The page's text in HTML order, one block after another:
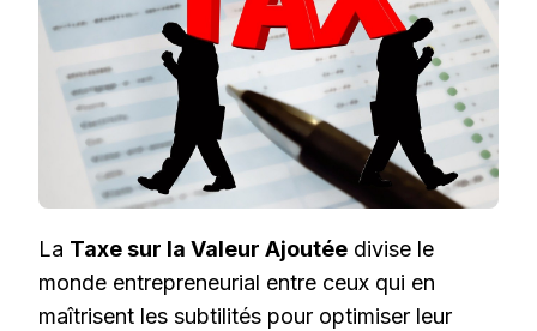
FINANCIER
La Taxe sur la Valeur Ajoutée divise le
monde entrepreneurial entre ceux qui en
maîtrisent les subtilités pour optimiser leur